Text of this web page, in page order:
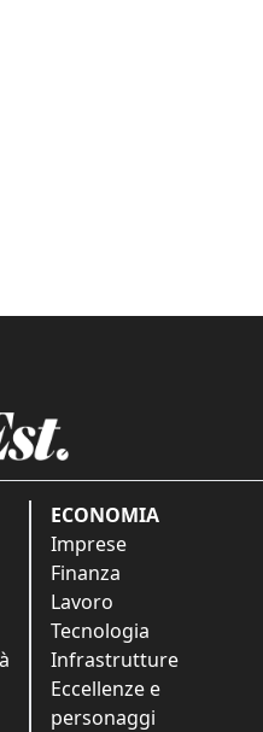
ECONOMIA
Imprese
Finanza
Lavoro
Tecnologia
Infrastrutture
Eccellenze e
personaggi